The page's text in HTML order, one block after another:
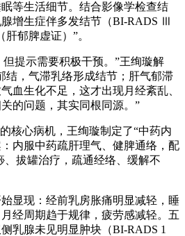
等生活细节。结合影像学检查结
增生症伴多发结节（BI-RADS Ⅲ
郁脾虚证）”。
提示需要积极干预。”王绚璇解
结，气滞乳络形成结节；肝气郁滞
血生化不足，这才出现月经紊乱、
的问题，其实同根同源。”
核心病机，王绚璇制定了“中药内
内服中药疏肝理气、健脾通络，配
、拔罐治疗，疏通经络、缓解不
显现：经前乳房胀痛明显减轻，睡
经周期趋于规律，疲劳感减轻。五
乳腺未见明显肿块（BI-RADS 1